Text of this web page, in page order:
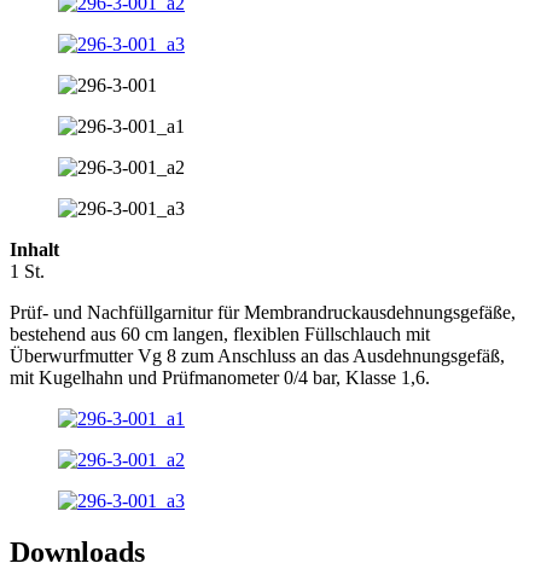
Inhalt
1 St.
Prüf- und Nachfüllgarnitur für Membrandruckausdehnungsgefäße,
bestehend aus 60 cm langen, flexiblen Füllschlauch mit
Überwurfmutter Vg 8 zum Anschluss an das Ausdehnungsgefäß,
mit Kugelhahn und Prüfmanometer 0/4 bar, Klasse 1,6.
Downloads